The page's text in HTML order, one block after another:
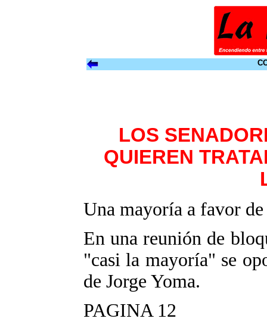
LOS
QUIEREN
Una mayoría a favor
En una reunión de
"casi la mayoría" se
de Jorge Yoma.
PAGINA 12